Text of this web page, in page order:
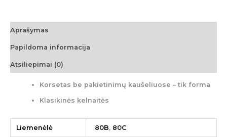
Aprašymas
Papildoma informacija
Atsiliepimai (0)
Korsetas be pakietinimų kaušeliuose – tik forma
Klasikinės kelnaitės
Liemenėlė 80B, 80C